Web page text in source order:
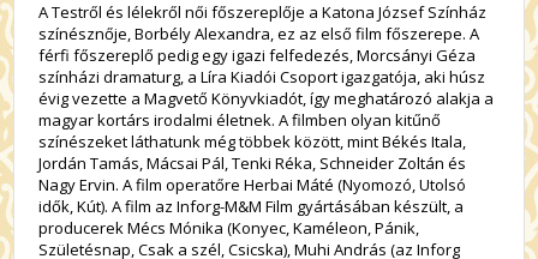
A Testről és lélekről női főszereplője a Katona József Színház
színésznője, Borbély Alexandra, ez az első film főszerepe. A
férfi főszereplő pedig egy igazi felfedezés, Morcsányi Géza
színházi dramaturg, a Líra Kiadói Csoport igazgatója, aki húsz
évig vezette a Magvető Könyvkiadót, így meghatározó alakja a
magyar kortárs irodalmi életnek. A filmben olyan kitűnő
színészeket láthatunk még többek között, mint Békés Itala,
Jordán Tamás, Mácsai Pál, Tenki Réka, Schneider Zoltán és
Nagy Ervin. A film operatőre Herbai Máté (Nyomozó, Utolsó
idők, Kút). A film az Inforg-M&M Film gyártásában készült, a
producerek Mécs Mónika (Konyec, Kaméleon, Pánik,
Születésnap, Csak a szél, Csicska), Muhi András (az Inforg